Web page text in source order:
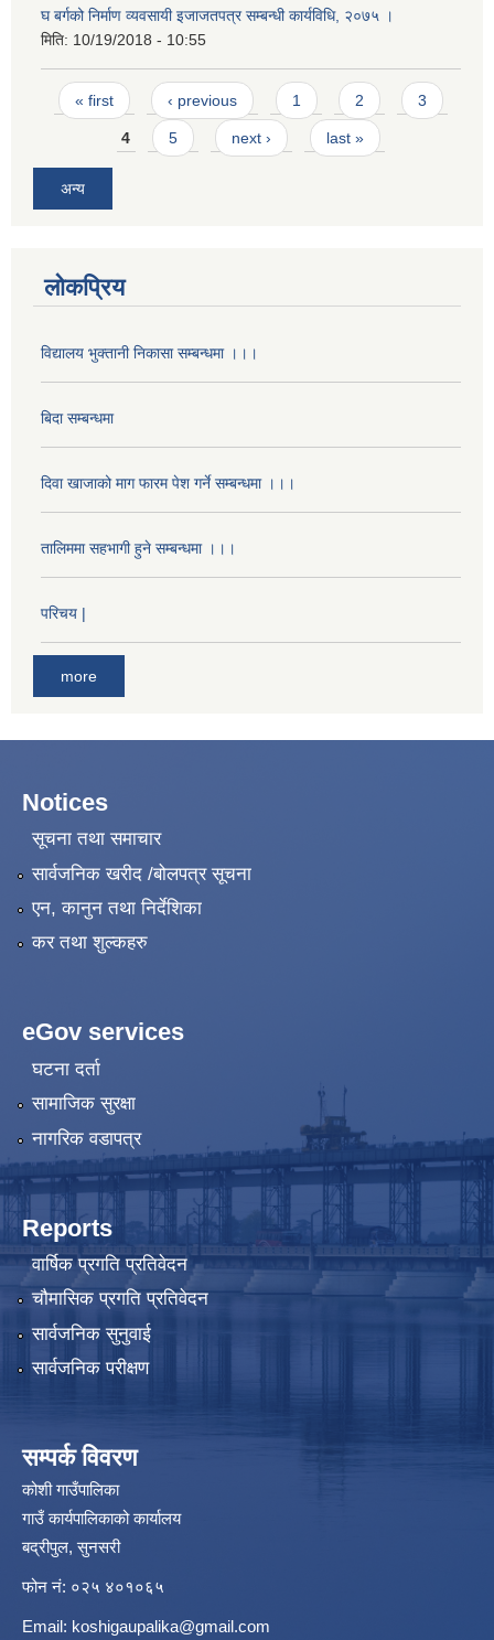
घ बर्गको निर्माण व्यवसायी इजाजतपत्र सम्बन्धी कार्यविधि, २०७५ ।
मिति: 10/19/2018 - 10:55
Pages
« first ‹ previous 1 2 3
4 5 next › last »
अन्य
लोकप्रिय
विद्यालय भुक्तानी निकासा सम्बन्धमा ।।।
बिदा सम्बन्धमा
दिवा खाजाको माग फारम पेश गर्ने सम्बन्धमा ।।।
तालिममा सहभागी हुने सम्बन्धमा ।।।
परिचय |
more
Notices
सूचना तथा समाचार
सार्वजनिक खरीद /बोलपत्र सूचना
एन, कानुन तथा निर्देशिका
कर तथा शुल्कहरु
eGov services
घटना दर्ता
सामाजिक सुरक्षा
नागरिक वडापत्र
Reports
वार्षिक प्रगति प्रतिवेदन
चौमासिक प्रगति प्रतिवेदन
सार्वजनिक सुनुवाई
सार्वजनिक परीक्षण
सम्पर्क विवरण
कोशी गाउँपालिका
गाउँ कार्यपालिकाको कार्यालय
बद्रीपुल, सुनसरी
फोन नं: ०२५ ४०१०६५
Email: koshigaupalika@gmail.com